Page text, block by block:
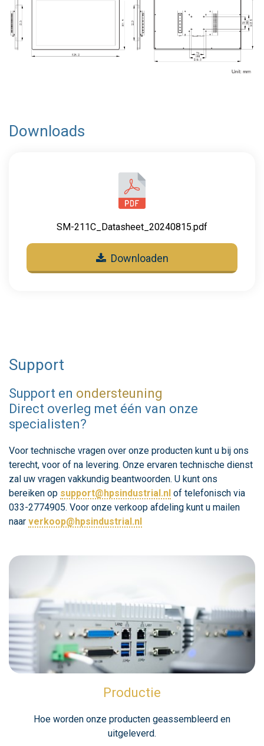
Downloads
SM-211C_Datasheet_20240815.pdf
Downloaden
Support
Support en ondersteuning
Direct overleg met één van onze
specialisten?
Voor technische vragen over onze producten kunt u bij ons
terecht, voor of na levering. Onze ervaren technische dienst
zal uw vragen vakkundig beantwoorden. U kunt ons
bereiken op support@hpsindustrial.nl of telefonisch via
033-2774905. Voor onze verkoop afdeling kunt u mailen
naar verkoop@hpsindustrial.nl
Productie
Hoe worden onze producten geassembleerd en
uitgeleverd.